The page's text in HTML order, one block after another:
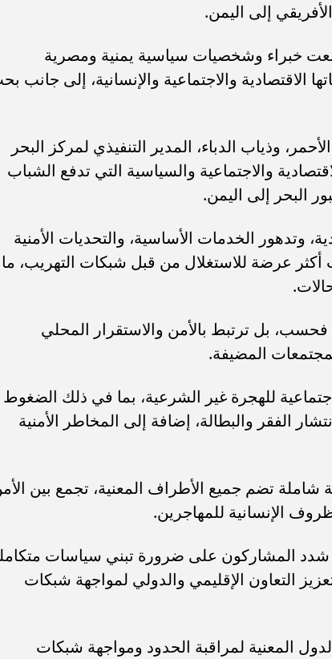
إلى اليمن.
خبراء وشخصيات سياسية يمنية ومصرية
الاقتصادية والاجتماعية والإنسانية، إلى جانب
وذياب الدباء، المدير التنفيذي لمركز البحر
والاجتماعية والسياسية التي تدفع الشباب
البحر إلى اليمن.
الخدمات الأساسية، والتحديات الأمنية
عرضة للاستغلال من قبل شبكات التهريب، ما
فحسب، بل ترتبط بالأمن والاستقرار المحلي
المضيفة.
للهجرة غير الشرعية، بما في ذلك الضغوط
الفقر والبطالة، إضافة إلى المخاطر الأمنية
شاملة تضم جميع الأطراف المعنية، تجمع بين
الإنسانية للمهاجرين.
شدد المشاركون على ضرورة تبني سياسات
التعاون الإقليمي والدولي لمواجهة شبكات
المعنية لمراقبة الحدود ومواجهة شبكات